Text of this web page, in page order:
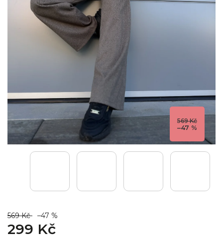
569 Kč
–47 %
569 Kč –47 %
299 Kč